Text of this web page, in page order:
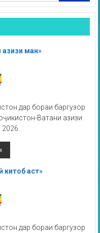
азизи ман»
дар бораи баргузор
Ватани азизи
2026.
китоб аст»
дар бораи баргузор